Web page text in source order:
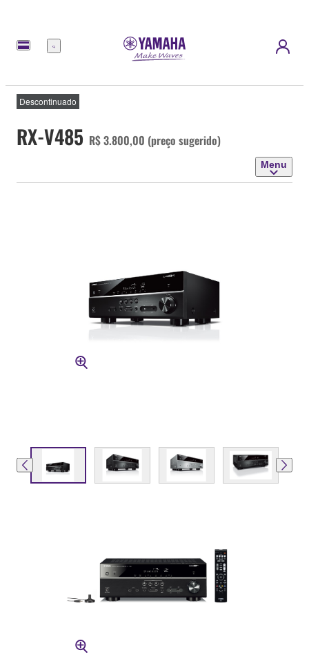
Menu
Descontinuado
RX-V485 R$ 3.800,00 (preço sugerido)
Menu